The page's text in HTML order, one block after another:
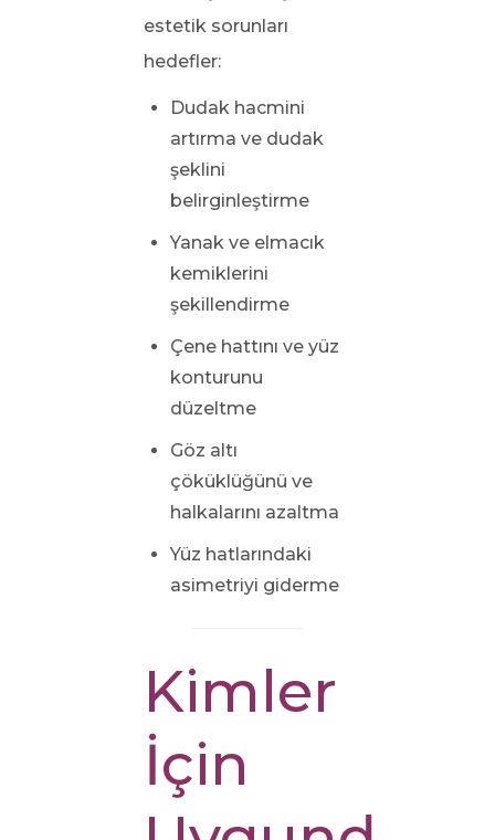
estetik sorunları
hedefler:
Dudak hacmini
artırma ve dudak
şeklini
belirginleştirme
Yanak ve elmacık
kemiklerini
şekillendirme
Çene hattını ve yüz
konturunu
düzeltme
Göz altı
çöküklüğünü ve
halkalarını azaltma
Yüz hatlarındaki
asimetriyi giderme
Kimler
İçin